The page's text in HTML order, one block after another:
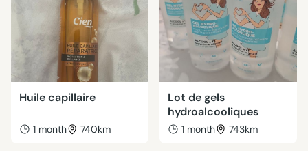
Huile capillaire
1 month 740km
Lot de gels
hydroalcooliques
1 month 743km